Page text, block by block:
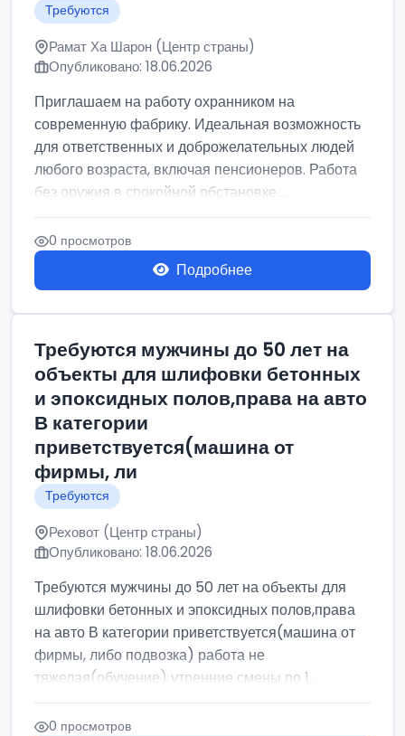
Требуются
Рамат Ха Шарон (Центр страны)
Опубликовано: 18.06.2026
Приглашаем на работу охранником на
современную фабрику. Идеальная возможность
для ответственных и доброжелательных людей
любого возраста, включая пенсионеров. Работа
без оружия в спокойной обстановке....
0 просмотров
Подробнее
Требуются мужчины до 50 лет на
объекты для шлифовки бетонных
и эпоксидных полов,права на авто
В категории
приветствуется(машина от
фирмы, ли
Требуются
Реховот (Центр страны)
Опубликовано: 18.06.2026
Требуются мужчины до 50 лет на объекты для
шлифовки бетонных и эпоксидных полов,права
на авто В категории приветствуется(машина от
фирмы, либо подвозка) работа не
тяжелая(обучение) утренние смены по 1...
0 просмотров